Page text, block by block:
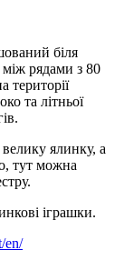
біля
рядами з 80
території
та літньої
ялинку, а
тут можна
іграшки.
en/